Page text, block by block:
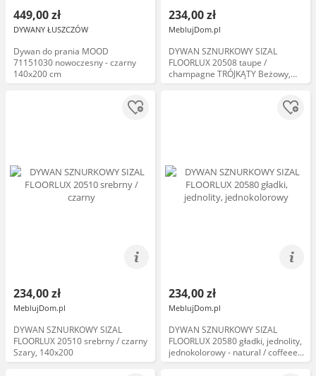
449,00 zł
DYWANY ŁUSZCZÓW
Dywan do prania MOOD
71151030 nowoczesny - czarny
140x200 cm
234,00 zł
MeblujDom.pl
DYWAN SZNURKOWY SIZAL
FLOORLUX 20508 taupe /
champagne TRÓJKĄTY Beżowy,
140x200
234,00 zł
MeblujDom.pl
DYWAN SZNURKOWY SIZAL
FLOORLUX 20510 srebrny / czarny
Szary, 140x200
234,00 zł
MeblujDom.pl
DYWAN SZNURKOWY SIZAL
FLOORLUX 20580 gładki, jednolity,
jednokolorowy - natural / coffeee
Beżowy, 140x200